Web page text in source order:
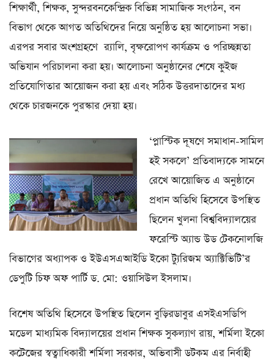
শিক্ষার্থী, শিক্ষক, সুন্দরবনকেন্দ্রিক বিভিন্ন সামাজিক সংগঠন, বন
বিভাগ থেকে আগত অতিথিদের নিয়ে অনুষ্ঠিত হয় আলোচনা সভা।
এরপর সবার অংশগ্রহণে র‌্যালি, বৃক্ষরোপণ কার্যক্রম ও পরিচ্ছন্নতা
অভিযান পরিচালনা করা হয়। আলোচনা অনুষ্ঠানের শেষে কুইজ
প্রতিযোগিতার আয়োজন করা হয় এবং সঠিক উত্তরদাতাদের মধ্য
থেকে চারজনকে পুরস্কার দেয়া হয়।
‘প্লাস্টিক দূষণে সমাধান-সামিল
হই সকলে’ প্রতিবাদ্যকে সামনে
রেখে আয়োজিত এ অনুষ্ঠানে
প্রধান অতিথি হিসেবে উপস্থিত
ছিলেন খুলনা বিশ্ববিদ্যালয়ের
ফরেস্টি অ্যান্ড উড টেকনোলজি
বিভাগের অধ্যাপক ও ইউএসএআইডি ইকো ট্যুরিজম অ্যাক্টিভিটি’র
ডেপুটি চিফ অফ পার্টি ড. মো: ওয়াসিউল ইসলাম।
বিশেষ অতিথি হিসেবে উপস্থিত ছিলেন বুড়িরডাবুর এসইএসডিপি
মডেল মাধ্যমিক বিদ্যালয়ের প্রধান শিক্ষক সুকল্যাণ রায়, শর্মিলা ইকো
কটেজের স্বত্বাধিকারী শর্মিলা সরকার, অভিবাসী ডটকম এর নির্বাহী